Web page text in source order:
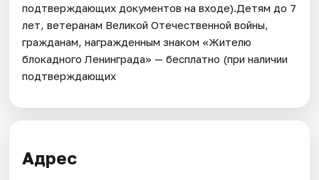
подтверждающих документов на входе).Детям до 7
лет, ветеранам Великой Отечественной войны,
гражданам, награжденным знаком «Жителю
блокадного Ленинграда» — бесплатно (при наличии
подтверждающих
Адрес